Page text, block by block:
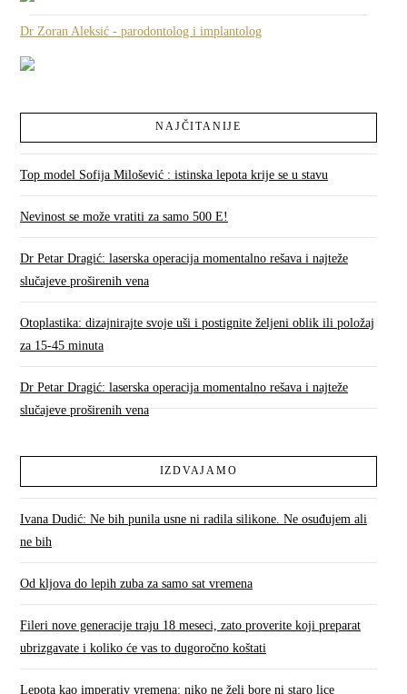
Dr Zoran Aleksić - parodontolog i implantolog
NAJČITANIJE
Top model Sofija Milošević : istinska lepota krije se u stavu
Nevinost se može vratiti za samo 500 E!
Dr Petar Dragić: laserska operacija momentalno rešava i najteže
slučajeve proširenih vena
Otoplastika: dizajnirajte svoje uši i postignite željeni oblik ili položaj
za 15-45 minuta
Dr Petar Dragić: laserska operacija momentalno rešava i najteže
slučajeve proširenih vena
IZDVAJAMO
Ivana Dudić: Ne bih punila usne ni radila silikone. Ne osuđujem ali
ne bih
Od kljova do lepih zuba za samo sat vremena
Fileri nove generacije traju 18 meseci, zato proverite koji preparat
ubrizgavate i koliko će vas to dugoročno koštati
Lepota kao imperativ vremena: niko ne želi bore ni staro lice